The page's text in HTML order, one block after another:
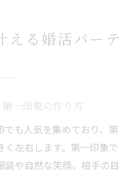
える婚活パーテ
一印象の作り方
も人気を集めており、第
左右します。第一印象で
や自然な笑顔、相手の目